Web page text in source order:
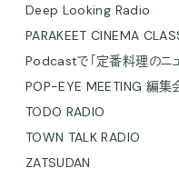
Deep Looking Radio
PARAKEET CINEMA
Podcastで「定番料理のニュ
POP-EYE MEETING 編集
TODO RADIO
TOWN TALK RADIO
ZATSUDAN